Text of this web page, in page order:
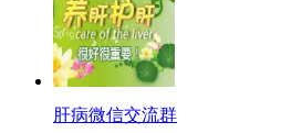
肝病微信交流群